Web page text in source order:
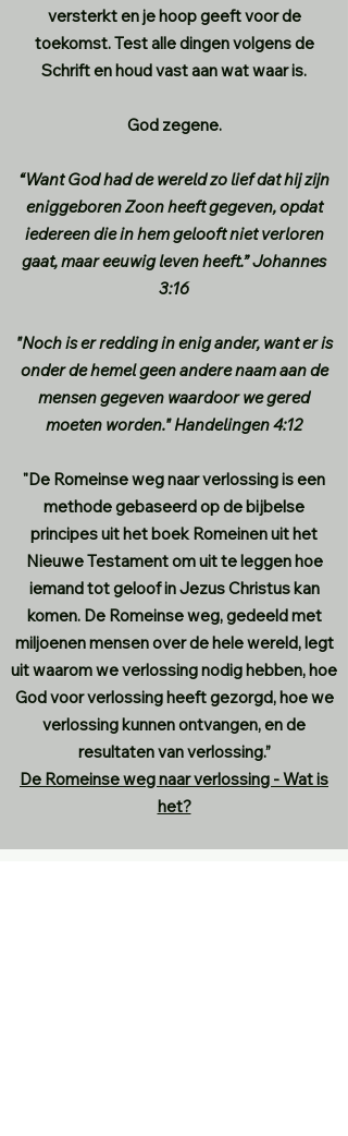
versterkt en je hoop geeft voor de
toekomst. Test alle dingen volgens de
Schrift en houd vast aan wat waar is.
God zegene.
“Want God had de wereld zo lief dat hij zijn
eniggeboren Zoon heeft gegeven, opdat
iedereen die in hem gelooft niet verloren
gaat, maar eeuwig leven heeft.” Johannes
3:16
"Noch is er redding in enig ander, want er is
onder de hemel geen andere naam aan de
mensen gegeven waardoor we gered
moeten worden." Handelingen 4:12
"De Romeinse weg naar verlossing is een
methode gebaseerd op de bijbelse
principes uit het boek Romeinen uit het
Nieuwe Testament om uit te leggen hoe
iemand tot geloof in Jezus Christus kan
komen. De Romeinse weg, gedeeld met
miljoenen mensen over de hele wereld, legt
uit waarom we verlossing nodig hebben, hoe
God voor verlossing heeft gezorgd, hoe we
verlossing kunnen ontvangen, en de
resultaten van verlossing.”
De Romeinse weg naar verlossing - Wat is
het?